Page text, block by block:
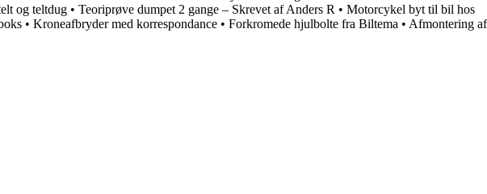
og teltdug • Teoriprøve dumpet 2 gange – Skrevet af Anders R • Motorcykel byt til bil hos
• Kroneafbryder med korrespondance • Forkromede hjulbolte fra Biltema • Afmontering af